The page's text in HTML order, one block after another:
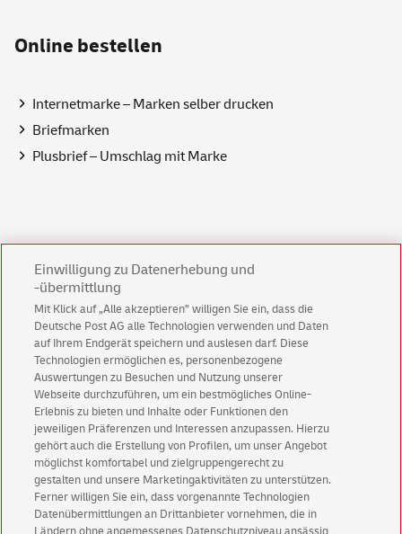
Online bestellen
Internetmarke – Marken selber drucken
Briefmarken
Plusbrief – Umschlag mit Marke
Services
Sendungsverfolgung
Portoberater
Int. Anschriftengestaltung
Preisliste Porto Brief Ausland
Einwilligung zu Datenerhebung und
-übermittlung
Mit Klick auf „Alle akzeptieren” willigen Sie ein, dass die
Deutsche Post AG alle Technologien verwenden und Daten
auf Ihrem Endgerät speichern und auslesen darf. Diese
Technologien ermöglichen es, personenbezogene
Auswertungen zu Besuchen und Nutzung unserer
Webseite durchzuführen, um ein bestmögliches Online-
Erlebnis zu bieten und Inhalte oder Funktionen den
jeweiligen Präferenzen und Interessen anzupassen. Hierzu
gehört auch die Erstellung von Profilen, um unser Angebot
möglichst komfortabel und zielgruppengerecht zu
gestalten und unsere Marketingaktivitäten zu unterstützen.
Ferner willigen Sie ein, dass vorgenannte Technologien
Datenübermittlungen an Drittanbieter vornehmen, die in